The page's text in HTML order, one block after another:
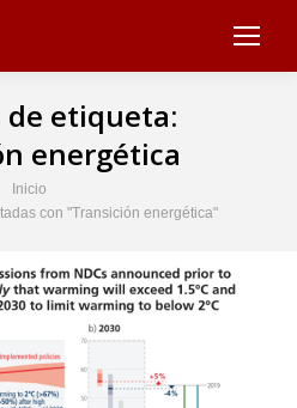
de etiqueta:
energética
Inicio
con "Transición energética"